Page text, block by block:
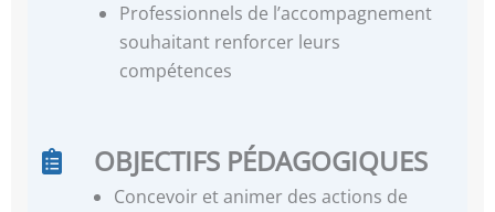
Professionnels de l’accompagnement
souhaitant renforcer leurs
compétences
OBJECTIFS PÉDAGOGIQUES
Concevoir et animer des actions de